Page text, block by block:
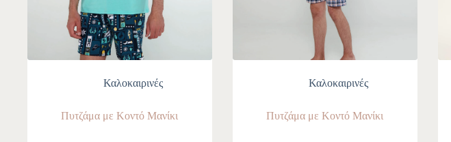
Καλοκαιρινές
Πυτζάμα με Κοντό Μανίκι
Καλοκαιρινές
Πυτζάμα με Κοντό Μανίκι